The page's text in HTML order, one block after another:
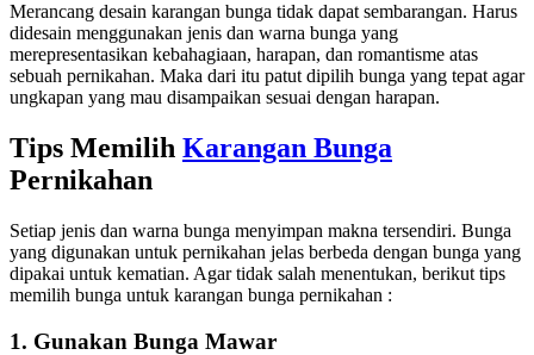
Merancang desain karangan bunga tidak dapat sembarangan. Harus
didesain menggunakan jenis dan warna bunga yang
merepresentasikan kebahagiaan, harapan, dan romantisme atas
sebuah pernikahan. Maka dari itu patut dipilih bunga yang tepat agar
ungkapan yang mau disampaikan sesuai dengan harapan.
Tips Memilih Karangan Bunga
Pernikahan
Setiap jenis dan warna bunga menyimpan makna tersendiri. Bunga
yang digunakan untuk pernikahan jelas berbeda dengan bunga yang
dipakai untuk kematian. Agar tidak salah menentukan, berikut tips
memilih bunga untuk karangan bunga pernikahan :
1. Gunakan Bunga Mawar